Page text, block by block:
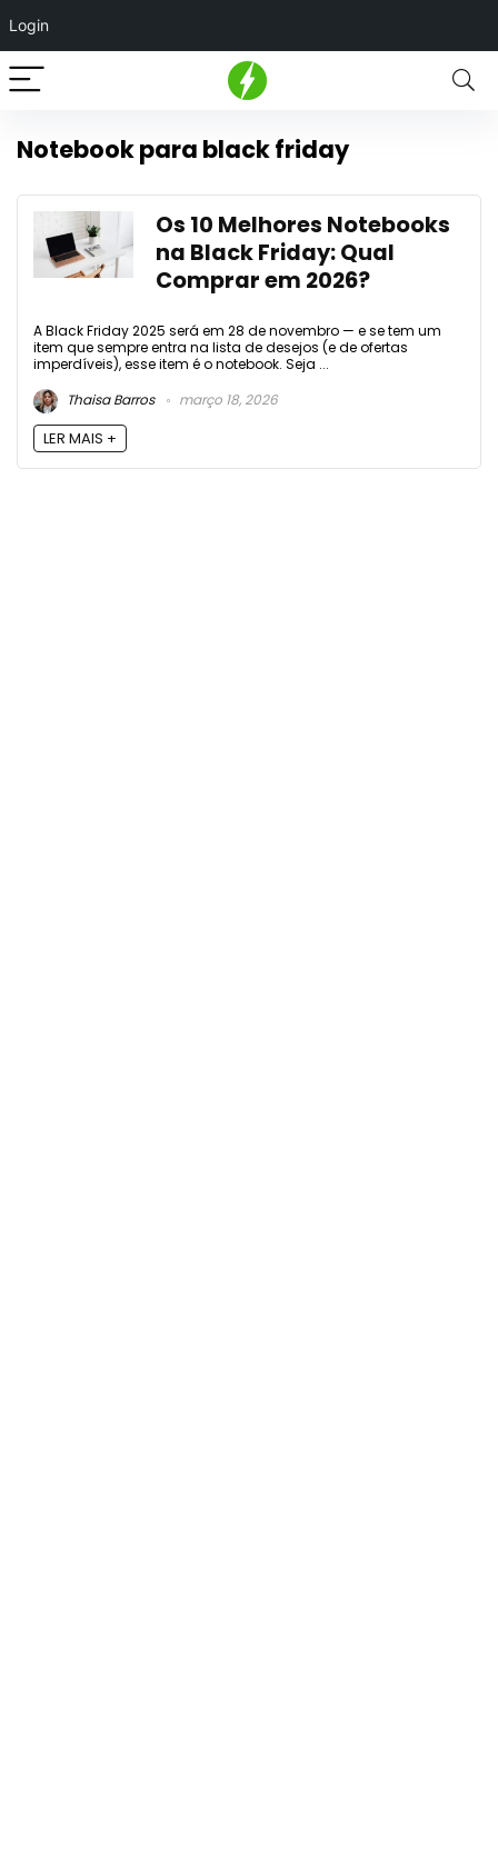
Login
Notebook para black friday
Os 10 Melhores Notebooks
na Black Friday: Qual
Comprar em 2026?
A Black Friday 2025 será em 28 de novembro — e se tem um
item que sempre entra na lista de desejos (e de ofertas
imperdíveis), esse item é o notebook. Seja ...
Thaisa Barros
março 18, 2026
LER MAIS +